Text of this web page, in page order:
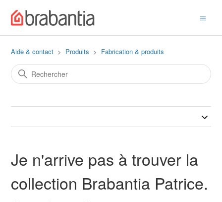
Aide & contact Produits Fabrication & produits
Je n'arrive pas à trouver la
collection Brabantia Patrice.